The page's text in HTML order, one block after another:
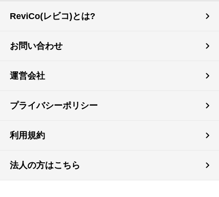
ReviCo(レビコ)とは?
お問い合わせ
運営会社
プライバシーポリシー
利用規約
法人の方はこちら